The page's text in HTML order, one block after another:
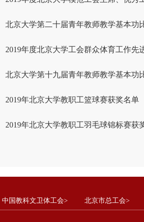
北京大学第二十届青年教师教学基本功
2019年度北京大学工会群众体育工作先
北京大学第十九届青年教师教学基本功
2019年北京大学教职工篮球赛获奖名单
2019年北京大学教职工羽毛球锦标赛获
中国教科文卫体工会> 北京市总工会>